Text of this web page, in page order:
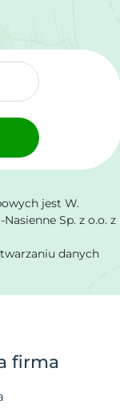
jest W.
Sp. z o.o. z
danych
firma